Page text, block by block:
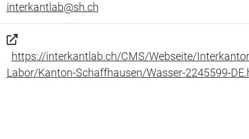
interkantlab@sh.ch
https://interkantlab.ch/CMS/Webseite/
Labor/Kanton-Schaffhausen/Wasser-2245599-